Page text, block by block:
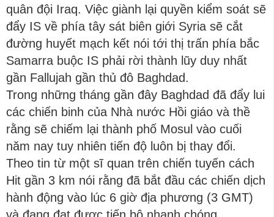
quân đội Iraq. Việc giành lại quyền kiểm soát sẽ
đẩy IS về phía tây sát biên giới Syria sẽ cắt
đường huyết mạch kết nói tới thị trấn phía bắc
Samarra buộc IS phải rời thành lũy duy nhất
gần Fallujah gần thủ đô Baghdad.
Trong những tháng gần đây Baghdad đã đẩy lui
các chiến binh của Nhà nước Hồi giáo và thề
rằng sẽ chiếm lại thành phố Mosul vào cuối
năm nay tuy nhiên tiến độ luôn bị thay đổi.
Theo tin từ một sĩ quan trên chiến tuyến cách
Hit gần 3 km nói rằng đã bắt đầu các chiến dịch
hành động vào lúc 6 giờ địa phương (3 GMT)